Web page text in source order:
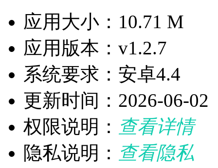
应用大小：10.71 M
应用版本：v1.2.7
系统要求：安卓4.4
更新时间：2026-06-02
权限说明： 查看详情
隐私说明： 查看隐私